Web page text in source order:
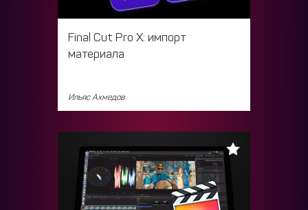
Final Cut Pro X: импорт
материала
Ильяс Ахмедов